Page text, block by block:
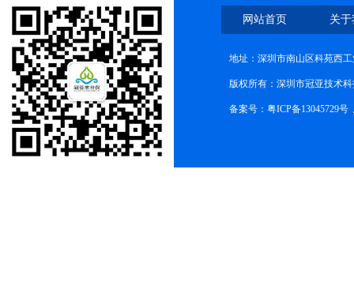
网站首页 关
地址：深圳市南山区科苑西
版权所有：深圳市冠亚技术
备案号： 粤ICP备13045729号